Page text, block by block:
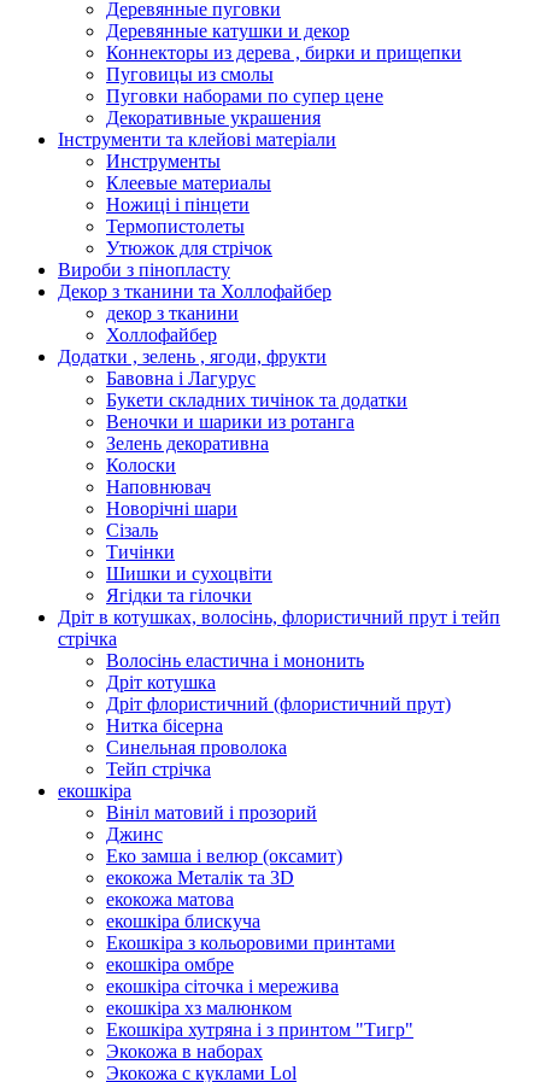
Деревянные пуговки
Деревянные катушки и декор
Коннекторы из дерева , бирки и прищепки
Пуговицы из смолы
Пуговки наборами по супер цене
Декоративные украшения
Інструменти та клейові матеріали
Инструменты
Клеевые материалы
Ножиці і пінцети
Термопистолеты
Утюжок для стрічок
Вироби з пінопласту
Декор з тканини та Холлофайбер
декор з тканини
Холлофайбер
Додатки , зелень , ягоди, фрукти
Бавовна і Лагурус
Букети складних тичінок та додатки
Веночки и шарики из ротанга
Зелень декоративна
Колоски
Наповнювач
Новорічні шари
Сізаль
Тичінки
Шишки и сухоцвіти
Ягідки та гілочки
Дріт в котушках, волосінь, флористичний прут і тейп
стрічка
Волосінь еластична і мононить
Дріт котушка
Дріт флористичний (флористичний прут)
Нитка бісерна
Синельная проволока
Тейп стрічка
екошкіра
Вініл матовий і прозорий
Джинс
Еко замша і велюр (оксамит)
екокожа Металік та 3D
екокожа матова
екошкіра блискуча
Екошкіра з кольоровими принтами
екошкіра омбре
екошкіра сіточка і мережива
екошкіра хз малюнком
Екошкіра хутряна і з принтом "Тигр"
Экокожа в наборах
Экокожа с куклами Lol